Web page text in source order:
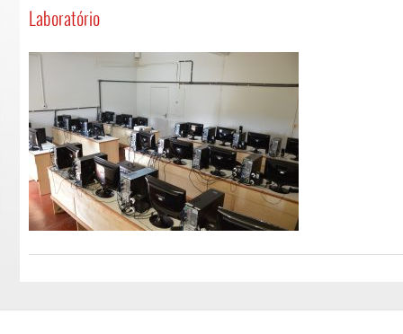
Laboratório